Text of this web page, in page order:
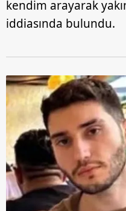
kendim arayarak
iddiasında bulundu.